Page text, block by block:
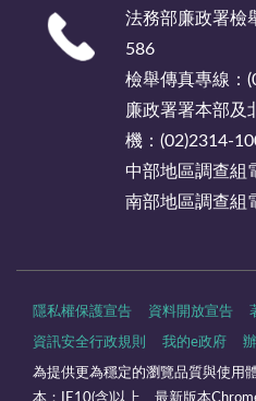
法務部廉政署檢
586
檢舉傳真專線：
廉政署署本部及
機：(02)2314-
中部地區調查組
南部地區調查組
隱私權保護宣告 資料開放宣告
資訊安全行政規則 我的e政府
為提供更為穩定的瀏覽品質與使用